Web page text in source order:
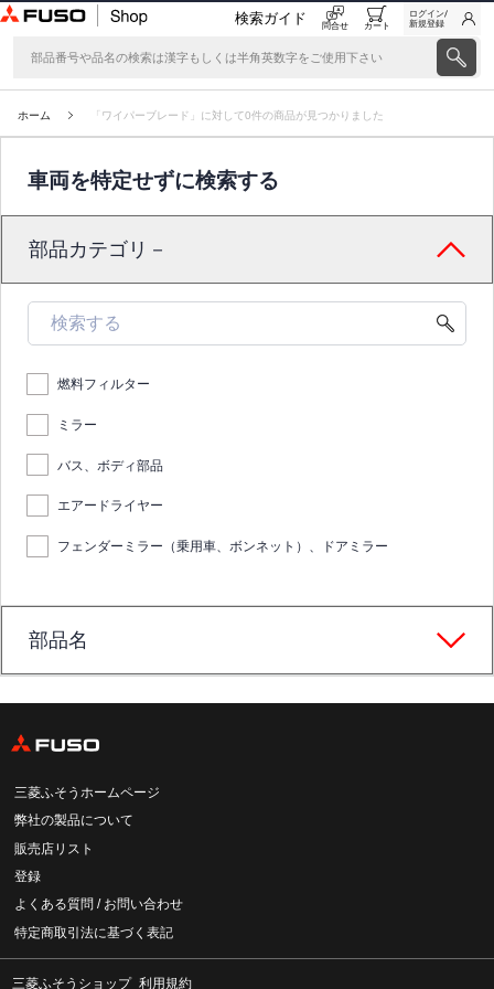
検索ガイド 問合せ カート
ログイン/
新規登録
ホーム 「ワイパーブレード」に対して0件の商品が見つかりました
車両を特定せずに検索する
部品カテゴリ－
燃料フィルター
ミラー
バス、ボディ部品
エアードライヤー
フェンダーミラー（乗用車、ボンネット）、ドアミラー
部品名
三菱ふそうホームページ
弊社の製品について
販売店リスト
登録
よくある質問 / お問い合わせ
特定商取引法に基づく表記
三菱ふそうショップ_利用規約